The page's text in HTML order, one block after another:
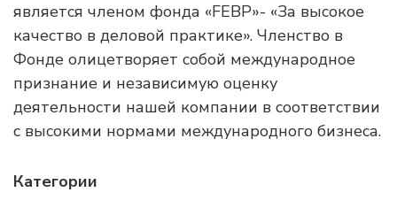
является членом фонда «FEBP»- «За высокое
качество в деловой практике». Членство в
Фонде олицетворяет собой международное
признание и независимую оценку
деятельности нашей компании в соответствии
с высокими нормами международного бизнеса.
Категории